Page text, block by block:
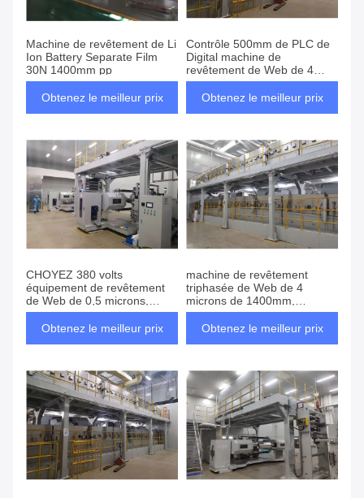
Machine de revêtement de Li
Ion Battery Separate Film
30N 1400mm pp
Obtenez le meilleur prix
Contrôle 500mm de PLC de
Digital machine de
revêtement de Web de 4
microns, machine de
revêtement de PE
Obtenez le meilleur prix
CHOYEZ 380 volts
équipement de revêtement
de Web de 0,5 microns,
machine automatique de
dispositif d'enduction
Obtenez le meilleur prix
machine de revêtement
triphasée de Web de 4
microns de 1400mm,
machine de revêtement
automatique
Obtenez le meilleur prix